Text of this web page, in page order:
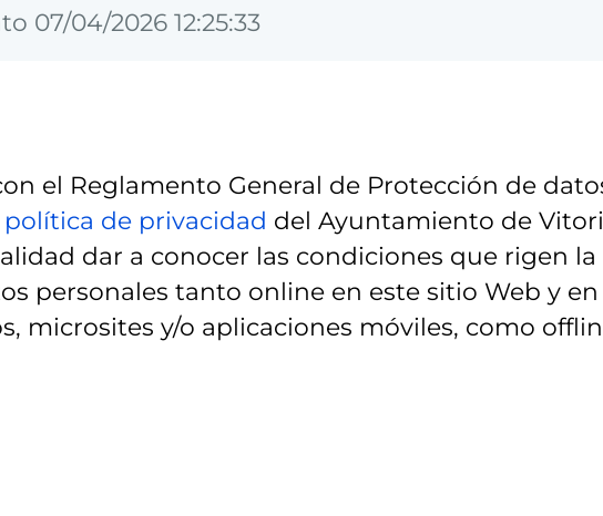
07/04/2026 12:25:33
el Reglamento General de Protección de
política de privacidad del Ayuntamiento de
dar a conocer las condiciones que rigen
personales tanto online en este sitio Web y
microsites y/o aplicaciones móviles, como